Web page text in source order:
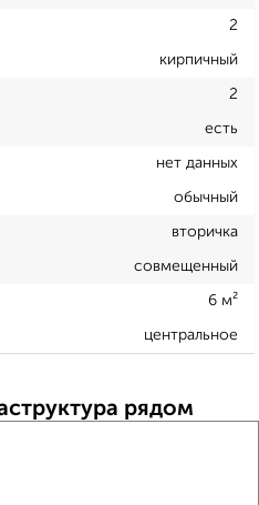
2
кирпичный
2
есть
нет данных
обычный
вторичка
совмещенный
6 м²
центральное
рядом